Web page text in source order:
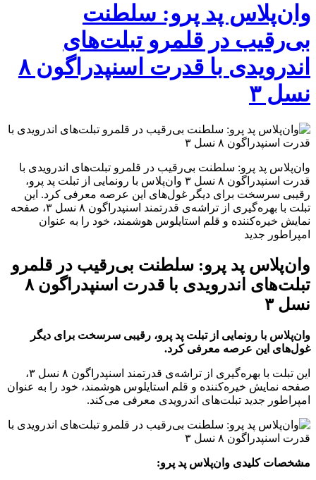
وان‌پلاس پد پرو: سلطنت
بی‌رقیب در قلمرو تبلت‌های
اندرویدی با قدرت اسنپدراگون ۸
نسل ۳
وان‌پلاس پد پرو: سلطنت بی‌رقیب در قلمرو تبلت‌های اندرویدی با
قدرت اسنپدراگون ۸ نسل ۳ وان‌پلاس با رونمایی از تبلت پد پرو،
رقیبی سرسخت برای دیگر غول‌های این عرصه معرفی کرد. این
تبلت با بهره‌گیری از تراشه‌ی قدرتمند اسنپدراگون ۸ نسل ۳، صفحه
نمایش خیره‌کننده و قلم استایلوس هوشمند، خود را به عنوان
امپراطور جدید
وان‌پلاس پد پرو: سلطنت بی‌رقیب در قلمرو
تبلت‌های اندرویدی با قدرت اسنپدراگون ۸
نسل ۳
وان‌پلاس با رونمایی از تبلت پد پرو، رقیبی سرسخت برای دیگر
غول‌های این عرصه معرفی کرد.
این تبلت با بهره‌گیری از تراشه‌ی قدرتمند اسنپدراگون ۸ نسل ۳،
صفحه نمایش خیره‌کننده و قلم استایلوس هوشمند، خود را به عنوان
امپراطور جدید تبلت‌های اندرویدی معرفی می‌کند.
مشخصات کلیدی وان‌پلاس پد پرو: